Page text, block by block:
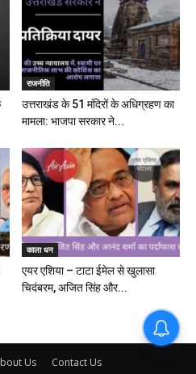
राजनीति
उत्तराखंड के 51 मंदिरों के अधिग्रहण का
मामला: भाजपा सरकार ने...
काला धन
एयर एशिया – टाटा ईमेल से खुलासा
चिदंबरम, अजित सिंह और...
Us Contact Us